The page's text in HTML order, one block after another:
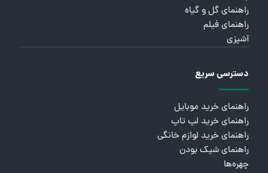
راهنمای گل و گیاه
راهنمای فیلم
آشپزی
دسترسی سریع
راهنمای خرید موبایل
راهنمای خرید لپ تاپ
راهنمای خرید لوازم خانگی
راهنمای شیک بودن
چهره‌ها